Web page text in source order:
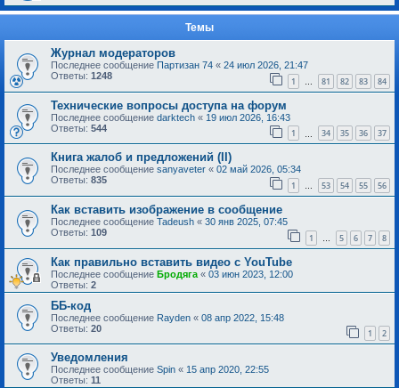
Темы
Журнал модераторов
Последнее сообщение Партизан 74 « 24 июл 2026, 21:47
Ответы: 1248 1 … 81 82 83 84
Технические вопросы доступа на форум
Последнее сообщение darktech « 19 июл 2026, 16:43
Ответы: 544 1 34 35 36 37
Книга жалоб и предложений (II)
Последнее сообщение sanyaveter « 02 май 2026, 05:34
Ответы: 835 1 … 53 54 55 56
Как вставить изображение в сообщение
Последнее сообщение Tadeush « 30 янв 2025, 07:45
Ответы: 109 1 … 5 6 7 8
Как правильно вставить видео с YouTube
Последнее сообщение Бродяга « 03 июн 2023, 12:00
Ответы: 2
ББ-код
Последнее сообщение Rayden « 08 апр 2022, 15:48
Ответы: 20 1 2
Уведомления
Последнее сообщение Spin « 15 апр 2020, 22:55
Ответы: 11